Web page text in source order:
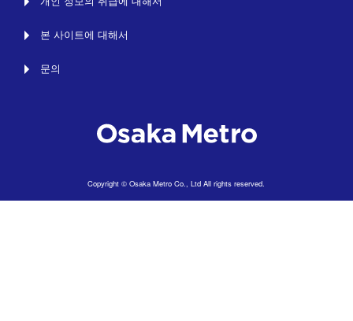
본 사이트에 대해서
문의
Copyright © Osaka Metro Co., Ltd All rights reserved.